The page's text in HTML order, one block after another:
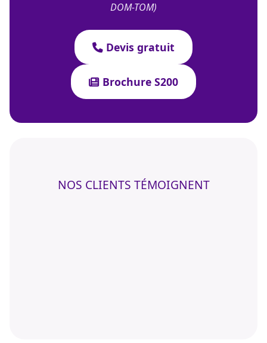
DOM-TOM)
Devis gratuit
Brochure S200
NOS CLIENTS TÉMOIGNENT